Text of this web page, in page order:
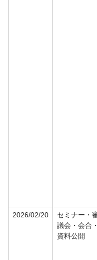
2026/02/20
セミナー・
議会・会合
資料公開